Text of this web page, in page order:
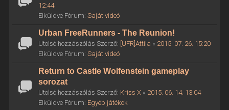
12:44
Elküldve Fórum: Saját videó
Urban FreeRunners - The Reunion!
Utolsó hozzászólás Szerző: [UFR]Attila « 2015. 07. 26. 15:20
Elküldve Fórum: Saját videó
Return to Castle Wolfenstein gameplay
sorozat
Utolsó hozzászólás Szerző: Kriss X« 2015. 06. 14. 13:04
Elküldve Fórum: Egyéb játékok